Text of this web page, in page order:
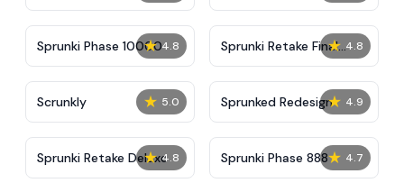
★ 4.8
Sprunki Phase 10000 ★ 4.8
Sprunki Retake Final
Update
★ 5.0
Scrunkly ★ 4.9
Sprunked Redesign
★ 4.8
Sprunki Retake Deluxe ★ 4.7
Sprunki Phase 888